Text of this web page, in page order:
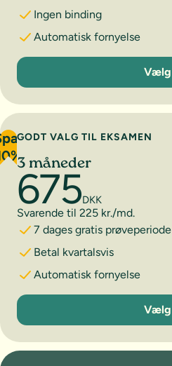
Ingen binding
Automatisk fornyelse
1 måned
Vælg
GODT VALG TIL EKSAMEN
3 måneder
675DKK
Svarende til 225 kr./md.
7 dages gratis prøveperiode
Betal kvartalsvis
Automatisk fornyelse
3 måneder
Vælg